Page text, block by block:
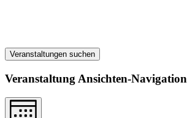
Veranstaltungen suchen
Veranstaltung Ansichten-Navigation